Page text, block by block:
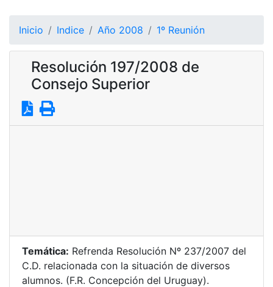
Inicio Indice Año 2008 1º Reunión
Resolución 197/2008 de
Consejo Superior
Temática: Refrenda Resolución Nº 237/2007 del
C.D. relacionada con la situación de diversos
alumnos. (F.R. Concepción del Uruguay).